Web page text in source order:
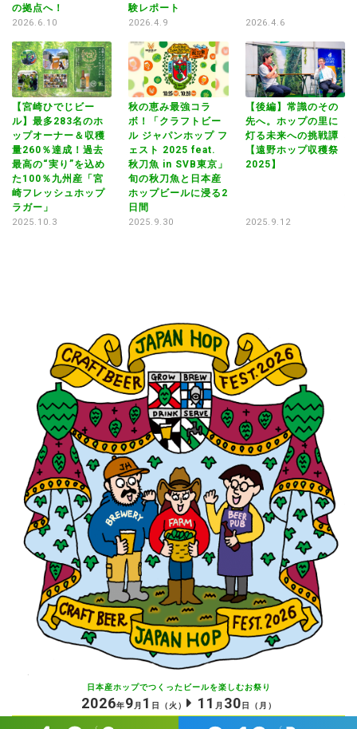
の拠点へ！
2026.6.10
験レポート
2026.4.9 2026.4.6
【宮崎ひでじビー
ル】最多283名のホ
ップオーナー＆収穫
量260％達成！過去
最高の“実り”を込め
た100％九州産「宮
崎フレッシュホップ
ラガー」
2025.10.3
秋の恵み最強コラ
ボ！「クラフトビー
ル ジャパンホップ フ
ェスト 2025 feat.
秋刀魚 in SVB東京」
旬の秋刀魚と日本産
ホップビールに浸る2
日間
2025.9.30
【後編】常識のその
先へ。ホップの里に
灯る未来への挑戦譚
【遠野ホップ収穫祭
2025】
2025.9.12
日本産ホップでつくったビールを楽しむお祭り
2026年9月 1 日 （火） 11 月 30 日 （月）